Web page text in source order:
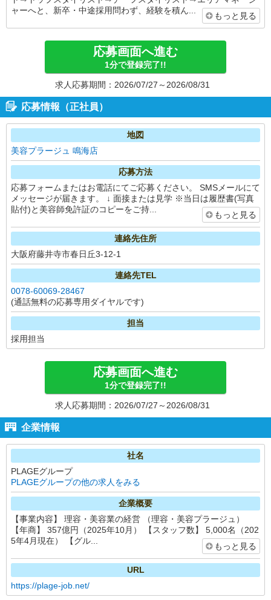
ャーへと、新卒・中途採用問わず、経験を積ん...
もっと見る
応募画面へ進む
1分で登録完了!!
求人応募期間：2026/07/27～2026/08/31
応募情報（正社員）
地図
美容プラージュ 鳴海店
応募方法
応募フォームまたはお電話にてご応募ください。 SMSメールにて
メッセージが届きます。 ↓ 面接または見学 ※当日は履歴書(写真
貼付)と美容師免許証のコピーをご持...
もっと見る
連絡先住所
大阪府藤井寺市春日丘3-12-1
連絡先TEL
0078-60069-28467
(通話無料の応募専用ダイヤルです)
担当
採用担当
応募画面へ進む
1分で登録完了!!
求人応募期間：2026/07/27～2026/08/31
企業情報
社名
PLAGEグループ
PLAGEグループの他の求人をみる
企業概要
【事業内容】 理容・美容業の経営 （理容・美容プラージュ）
【年商】 357億円（2025年10月） 【スタッフ数】 5,000名（202
5年4月現在） 【グル...
もっと見る
URL
https://plage-job.net/